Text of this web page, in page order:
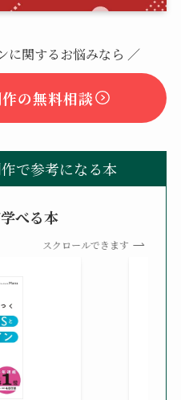
に関するお悩みなら ／
の無料相談
で参考になる本
べる本
スクロールできます